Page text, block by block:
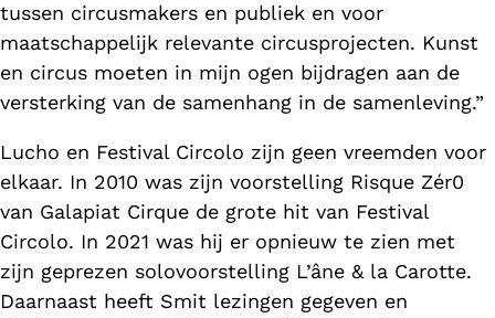
tussen circusmakers en publiek en voor
maatschappelijk relevante circusprojecten. Kunst
en circus moeten in mijn ogen bijdragen aan de
versterking van de samenhang in de samenleving.”
Lucho en Festival Circolo zijn geen vreemden voor
elkaar. In 2010 was zijn voorstelling Risque Zér0
van Galapiat Cirque de grote hit van Festival
Circolo. In 2021 was hij er opnieuw te zien met
zijn geprezen solovoorstelling L’âne & la Carotte.
Daarnaast heeft Smit lezingen gegeven en